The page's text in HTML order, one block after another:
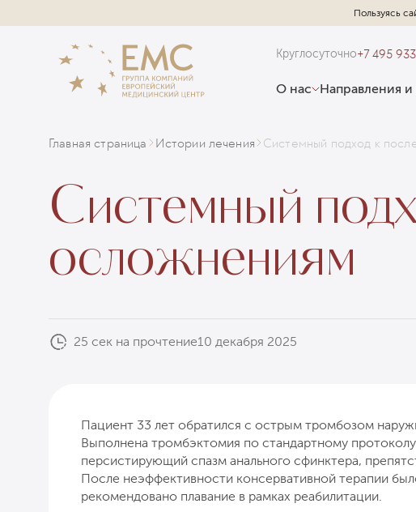
Пользуясь
Круглосуточно+7 495
О нас Направления и
Главная страница Истории лечения Системный подход к
Системный
осложнениям
25 сек на прочтение10 декабря 2025
Пациент 33 лет обратился с острым тромбозом
Выполнена тромбэктомия по стандартному
персистирующий спазм анального сфинктера,
После неэффективности консервативной терапии
рекомендовано плавание в рамках реабилитации.